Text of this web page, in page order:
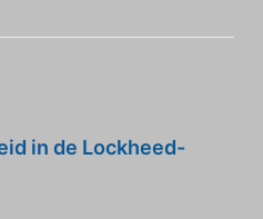
in de Lockheed-